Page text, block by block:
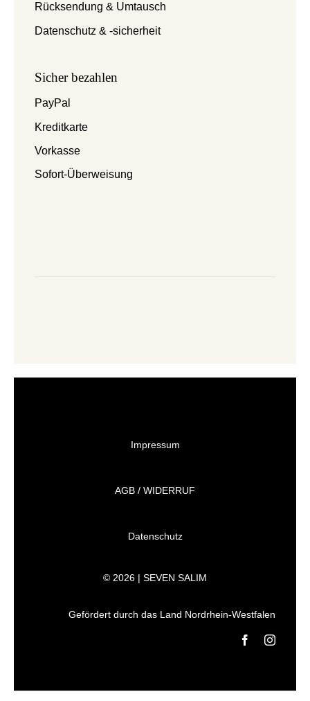
Rücksendung & Umtausch
Datenschutz & -sicherheit
Sicher bezahlen
PayPal
Kreditkarte
Vorkasse
Sofort-Überweisung
Impressum
AGB / WIDERRUF
Datenschutz
© 2026 | SEVEN SALIM
Gefördert durch das Land Nordrhein-Westfalen